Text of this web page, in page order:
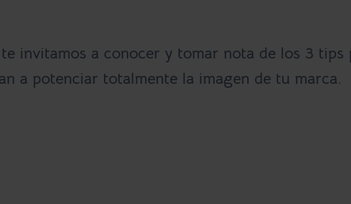
invitamos a conocer y tomar nota de los 3 tips
a potenciar totalmente la imagen de tu marca.